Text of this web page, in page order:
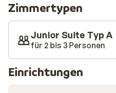
genießen. Jedes Zimmer ist
und mit originalen Werken
Gefühl, für einen Moment
Interieur spiegelt die
Materialien und warme
Design. Daraus entsteht eine
Atmosphäre, die sowohl
Zimmertypen
Junior Suite Typ A
für 2 bis 3 Personen
Einrichtungen